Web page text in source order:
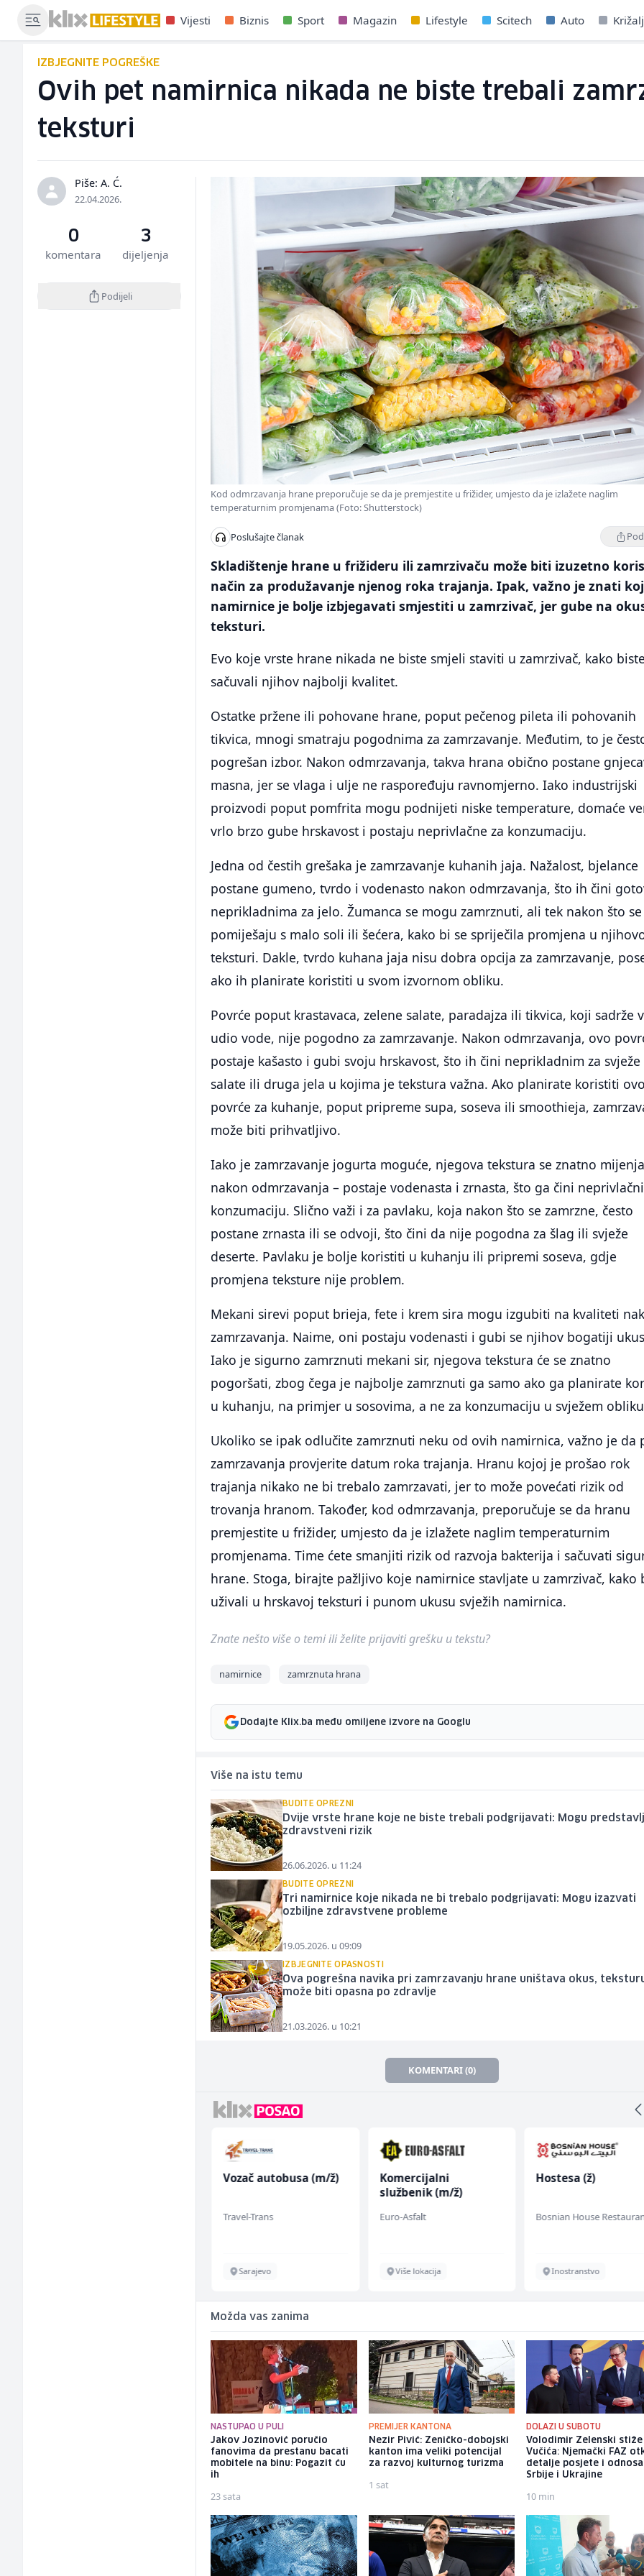
Vijesti Biznis Sport Magazin Lifestyle Scitech Auto
IZBJEGNITE POGREŠKE
Ovih pet namirnica nikada ne biste trebali
teksturi
Piše: A. Ć.
22.04.2026.
0
komentara
3
dijeljenja
Podijeli
Kod odmrzavanja hrane preporučuje se da je premjestite u frižider, umjesto da je izlažete naglim
temperaturnim promjenama (Foto: Shutterstock)
Poslušajte članak
Skladištenje hrane u frižideru ili zamrzivaču može biti izuzetno
način za produžavanje njenog roka trajanja. Ipak, važno je znati
namirnice je bolje izbjegavati smjestiti u zamrzivač, jer gube na
teksturi.
Evo koje vrste hrane nikada ne biste smjeli staviti u zamrzivač, kako
sačuvali njihov najbolji kvalitet.
Ostatke pržene ili pohovane hrane, poput pečenog pileta ili pohovanih
tikvica, mnogi smatraju pogodnima za zamrzavanje. Međutim, to je
pogrešan izbor. Nakon odmrzavanja, takva hrana obično postane
masna, jer se vlaga i ulje ne raspoređuju ravnomjerno. Iako industrijski
proizvodi poput pomfrita mogu podnijeti niske temperature, domaće
vrlo brzo gube hrskavost i postaju neprivlačne za konzumaciju.
Jedna od čestih grešaka je zamrzavanje kuhanih jaja. Nažalost, bjelance
postane gumeno, tvrdo i vodenasto nakon odmrzavanja, što ih čini
neprikladnima za jelo. Žumanca se mogu zamrznuti, ali tek nakon što se
pomiješaju s malo soli ili šećera, kako bi se spriječila promjena u
teksturi. Dakle, tvrdo kuhana jaja nisu dobra opcija za zamrzavanje,
ako ih planirate koristiti u svom izvornom obliku.
Povrće poput krastavaca, zelene salate, paradajza ili tikvica, koji sadrže
udio vode, nije pogodno za zamrzavanje. Nakon odmrzavanja, ovo
postaje kašasto i gubi svoju hrskavost, što ih čini neprikladnim za svježe
salate ili druga jela u kojima je tekstura važna. Ako planirate koristiti
povrće za kuhanje, poput pripreme supa, soseva ili smoothieja,
može biti prihvatljivo.
Iako je zamrzavanje jogurta moguće, njegova tekstura se znatno
nakon odmrzavanja – postaje vodenasta i zrnasta, što ga čini
konzumaciju. Slično važi i za pavlaku, koja nakon što se zamrzne, često
postane zrnasta ili se odvoji, što čini da nije pogodna za šlag ili svježe
deserte. Pavlaku je bolje koristiti u kuhanju ili pripremi soseva, gdje
promjena teksture nije problem.
Mekani sirevi poput brieja, fete i krem sira mogu izgubiti na kvaliteti
zamrzavanja. Naime, oni postaju vodenasti i gubi se njihov bogatiji
Iako je sigurno zamrznuti mekani sir, njegova tekstura će se znatno
pogoršati, zbog čega je najbolje zamrznuti ga samo ako ga planirate
u kuhanju, na primjer u sosovima, a ne za konzumaciju u svježem
Ukoliko se ipak odlučite zamrznuti neku od ovih namirnica, važno je da
zamrzavanja provjerite datum roka trajanja. Hranu kojoj je prošao rok
trajanja nikako ne bi trebalo zamrzavati, jer to može povećati rizik od
trovanja hranom. Također, kod odmrzavanja, preporučuje se da hranu
premjestite u frižider, umjesto da je izlažete naglim temperaturnim
promjenama. Time ćete smanjiti rizik od razvoja bakterija i sačuvati
hrane. Stoga, birajte pažljivo koje namirnice stavljate u zamrzivač, kako
uživali u hrskavoj teksturi i punom ukusu svježih namirnica.
Znate nešto više o temi ili želite prijaviti grešku u tekstu?
namirnice zamrznuta hrana
Dodajte Klix.ba među omiljene izvore na Googlu
Više na istu temu
BUDITE OPREZNI
Dvije vrste hrane koje ne biste trebali podgrijavati: Mogu
zdravstveni rizik
26.06.2026. u 11:24
BUDITE OPREZNI
Tri namirnice koje nikada ne bi trebalo podgrijavati: Mogu izazvati
ozbiljne zdravstvene probleme
19.05.2026. u 09:09
IZBJEGNITE OPASNOSTI
Ova pogrešna navika pri zamrzavanju hrane uništava okus,
može biti opasna po zdravlje
21.03.2026. u 10:21
KOMENTARI (0)
Vozač autobusa (m/ž)
Travel-Trans
Sarajevo
Komercijalni
službenik (m/ž)
Euro-Asfalt
Više lokacija
Hostesa (ž)
Bosnian House
Inostranstvo
Možda vas zanima
NASTUPAO U PULI
Jakov Jozinović poručio
fanovima da prestanu bacati
mobitele na binu: Pogazit ću
ih
23 sata
PREMIJER KANTONA
Nezir Pivić: Zeničko-dobojski
kanton ima veliki potencijal
za razvoj kulturnog turizma
1 sat
DOLAZI U SUBOTU
Volodimir Zelenski
Vučića: Njemački FAZ
detalje posjete i odnosa
Srbije i Ukrajine
10 min